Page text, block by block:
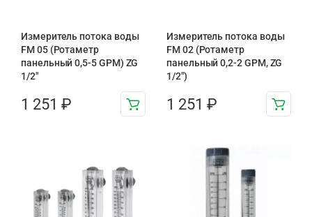
Измеритель потока воды
FM 05 (Ротаметр
панельный 0,5-5 GPM) ZG
1/2″
1 251 ₽
Измеритель потока воды
FM 02 (Ротаметр
панельный 0,2-2 GPM, ZG
1/2″)
1 251 ₽